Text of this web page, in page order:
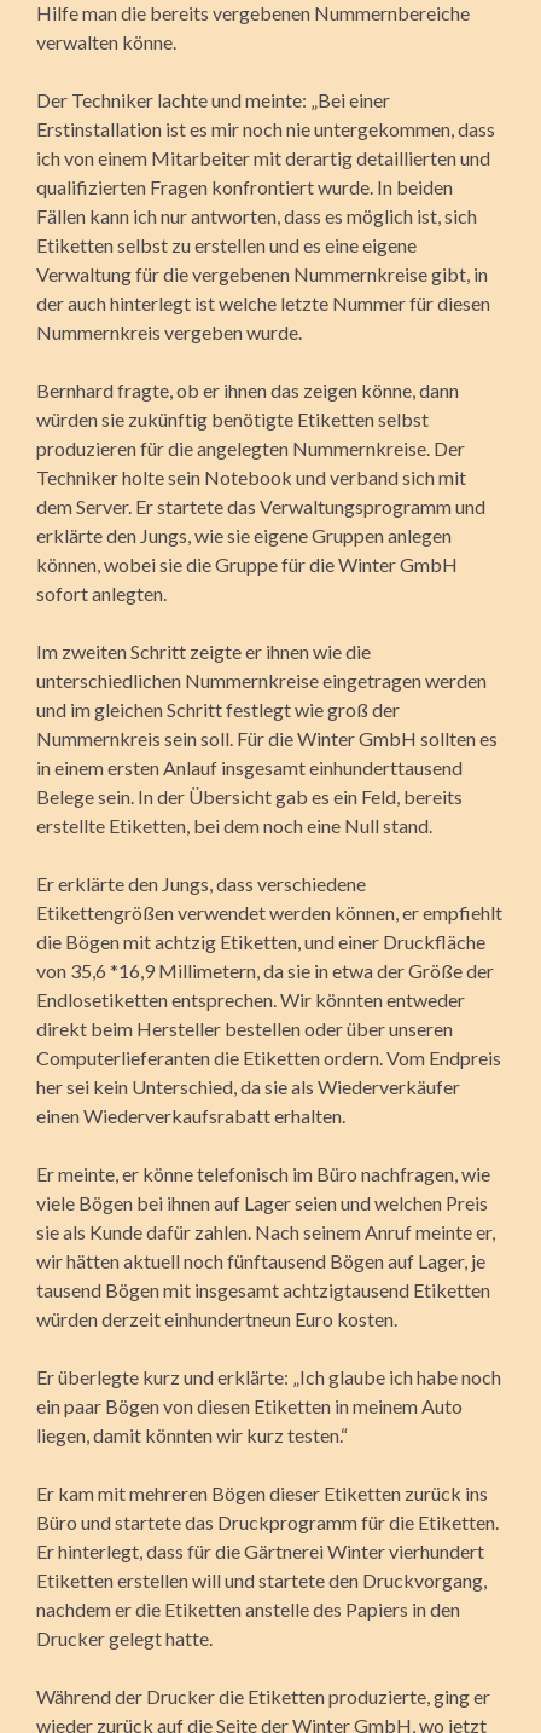
Hilfe man die bereits vergebenen Nummernbereiche
verwalten könne.
Der Techniker lachte und meinte: „Bei einer
Erstinstallation ist es mir noch nie untergekommen, dass
ich von einem Mitarbeiter mit derartig detaillierten und
qualifizierten Fragen konfrontiert wurde. In beiden
Fällen kann ich nur antworten, dass es möglich ist, sich
Etiketten selbst zu erstellen und es eine eigene
Verwaltung für die vergebenen Nummernkreise gibt, in
der auch hinterlegt ist welche letzte Nummer für diesen
Nummernkreis vergeben wurde.
Bernhard fragte, ob er ihnen das zeigen könne, dann
würden sie zukünftig benötigte Etiketten selbst
produzieren für die angelegten Nummernkreise. Der
Techniker holte sein Notebook und verband sich mit
dem Server. Er startete das Verwaltungsprogramm und
erklärte den Jungs, wie sie eigene Gruppen anlegen
können, wobei sie die Gruppe für die Winter GmbH
sofort anlegten.
Im zweiten Schritt zeigte er ihnen wie die
unterschiedlichen Nummernkreise eingetragen werden
und im gleichen Schritt festlegt wie groß der
Nummernkreis sein soll. Für die Winter GmbH sollten es
in einem ersten Anlauf insgesamt einhunderttausend
Belege sein. In der Übersicht gab es ein Feld, bereits
erstellte Etiketten, bei dem noch eine Null stand.
Er erklärte den Jungs, dass verschiedene
Etikettengrößen verwendet werden können, er empfiehlt
die Bögen mit achtzig Etiketten, und einer Druckfläche
von 35,6 *16,9 Millimetern, da sie in etwa der Größe der
Endlosetiketten entsprechen. Wir könnten entweder
direkt beim Hersteller bestellen oder über unseren
Computerlieferanten die Etiketten ordern. Vom Endpreis
her sei kein Unterschied, da sie als Wiederverkäufer
einen Wiederverkaufsrabatt erhalten.
Er meinte, er könne telefonisch im Büro nachfragen, wie
viele Bögen bei ihnen auf Lager seien und welchen Preis
sie als Kunde dafür zahlen. Nach seinem Anruf meinte er,
wir hätten aktuell noch fünftausend Bögen auf Lager, je
tausend Bögen mit insgesamt achtzigtausend Etiketten
würden derzeit einhundertneun Euro kosten.
Er überlegte kurz und erklärte: „Ich glaube ich habe noch
ein paar Bögen von diesen Etiketten in meinem Auto
liegen, damit könnten wir kurz testen.“
Er kam mit mehreren Bögen dieser Etiketten zurück ins
Büro und startete das Druckprogramm für die Etiketten.
Er hinterlegt, dass für die Gärtnerei Winter vierhundert
Etiketten erstellen will und startete den Druckvorgang,
nachdem er die Etiketten anstelle des Papiers in den
Drucker gelegt hatte.
Während der Drucker die Etiketten produzierte, ging er
wieder zurück auf die Seite der Winter GmbH, wo jetzt